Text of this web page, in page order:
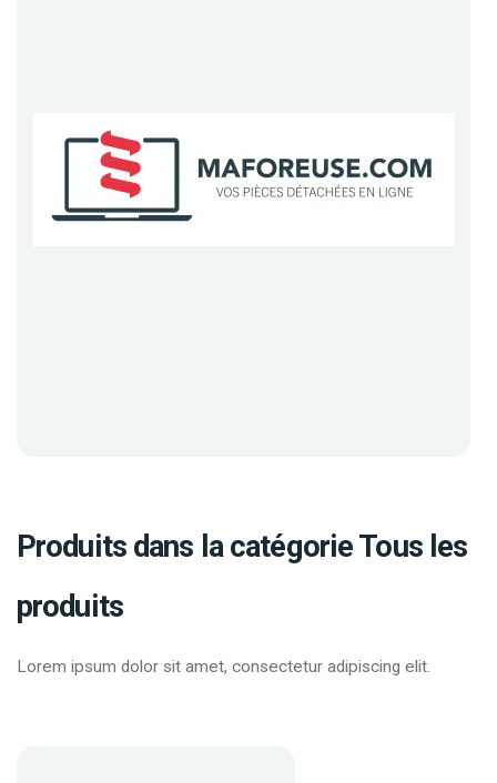
Produits dans la catégorie Tous les
produits
Lorem ipsum dolor sit amet, consectetur adipiscing elit.